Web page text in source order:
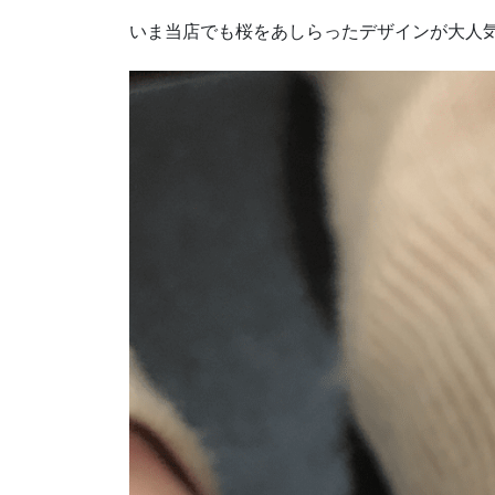
いま当店でも桜をあしらったデザインが大人